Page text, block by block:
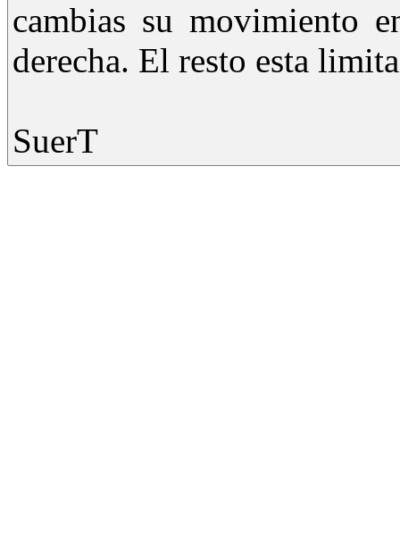
cambias su movimiento
derecha. El resto esta
SuerT